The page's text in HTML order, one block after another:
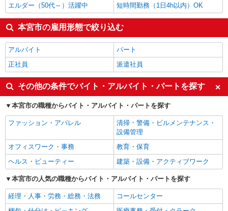
エルダー（50代～）活躍中
短時間勤務（1日4h以内）OK
本宮市の雇用形態で絞り込む
アルバイト
パート
正社員
派遣社員
その他の条件でバイト・アルバイト・パートを探す
本宮市の職種からバイト・アルバイト・パートを探す
ファッション・アパレル
清掃・警備・ビルメンテナンス・
設備管理
オフィスワーク・事務
教育・保育
ヘルス・ビューティー
建築・設備・アクティブワーク
本宮市の人気の職種からバイト・アルバイト・パートを探す
経理・人事・労務・総務・法務
コールセンター